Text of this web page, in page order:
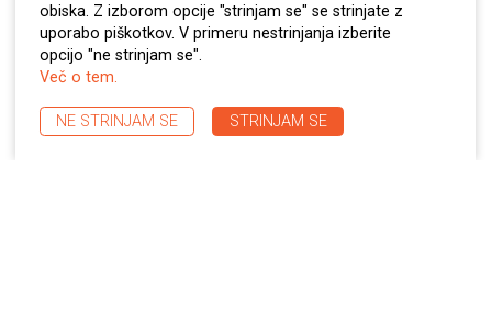
Servis varilne opreme
V podjetju imamo izobražen in izkušen kader
na področju servisa varilne opreme.
Odzovemo se v 24 urah in vam odpravimo
težavo kar se da hitro.
obiska. Z izborom opcije "strinjam se" se strinjate z
uporabo piškotkov. V primeru nestrinjanja izberite
opcijo "ne strinjam se".
Več o tem.
NE STRINJAM SE STRINJAM SE